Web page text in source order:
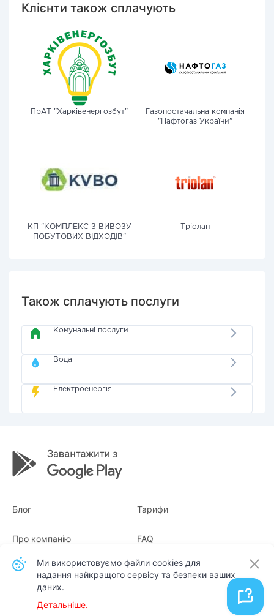
Клієнти також сплачують
ПрАТ "Харківенергозбут"
Газопостачальна компанія
"Нафтогаз України"
КП "КОМПЛЕКС З ВИВОЗУ
ПОБУТОВИХ ВІДХОДІВ"
Тріолан
Також сплачують послуги
Комунальні послуги
Вода
Електроенергія
Блог Тарифи
Про компанію
Квитанції
FAQ
Для бізнесу
Ми використовуємо файли cookies для
надання найкращого сервісу та безпеки ваших
даних.
Детальніше.